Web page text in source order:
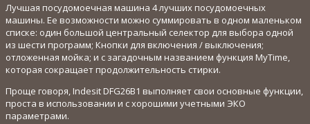
Лучшая посудомоечная машина 4 лучших посудомоечных
машины. Ее возможности можно суммировать в одном маленьком
списке: один большой центральный селектор для выбора одной
из шести программ; Кнопки для включения / выключения;
отложенная мойка; и с загадочным названием функция MyTime,
которая сокращает продолжительность стирки.
Проще говоря, Indesit DFG26B1 выполняет свои основные функции,
проста в использовании и с хорошими учетными ЭКО
параметрами.